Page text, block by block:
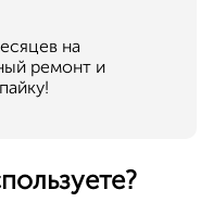
на
ремонт и